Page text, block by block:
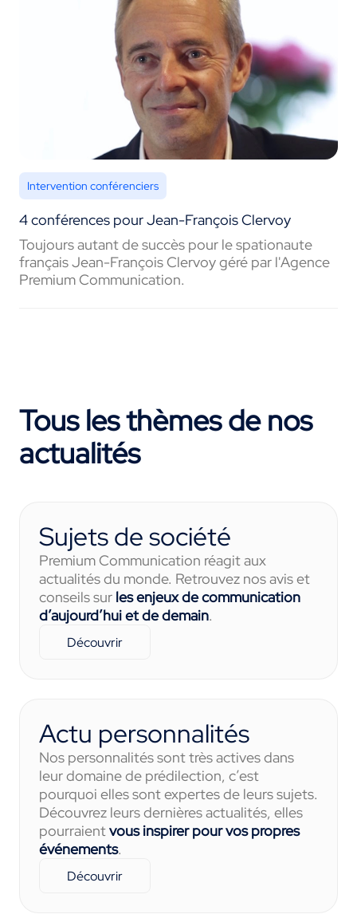
Intervention conférenciers
4 conférences pour Jean-François Clervoy
Toujours autant de succès pour le spationaute
français Jean-François Clervoy géré par l'Agence
Premium Communication.
Tous les thèmes de nos
actualités
Sujets de société
Premium Communication réagit aux
actualités du monde. Retrouvez nos avis et
conseils sur les enjeux de communication
d’aujourd’hui et de demain.
Découvrir
Actu personnalités
Nos personnalités sont très actives dans
leur domaine de prédilection, c’est
pourquoi elles sont expertes de leurs sujets.
Découvrez leurs dernières actualités, elles
pourraientvous inspirer pour vos propres
événements.
Découvrir